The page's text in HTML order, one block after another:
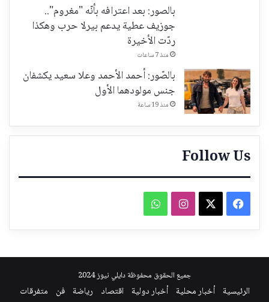
بالصور: بعد اعترافه بأنّه "مغروم"..
جوزيف عطية يدعم بيرلا حرب وهكذا
ردّت الأخيرة
منذ 7 ساعات
بالصّور: أحمد الأحمد وعلا سعيد يكشفان
جنس مولودهما الأول
منذ 19 ساعة
Follow Us
فيسبوك انستقرامواتساب
جميع الحقوق محفوظة دايلي نيوز 2024
الرئيسية أخبار محلية أخبار دولية اقتصاد رياضة فن متفرقات